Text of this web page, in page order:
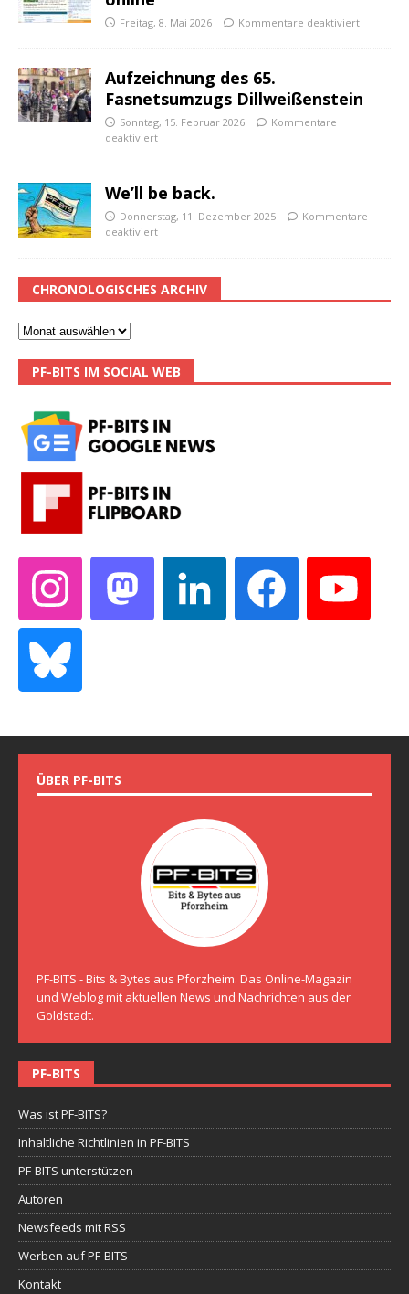
Freitag, 8. Mai 2026 Kommentare deaktiviert
Aufzeichnung des 65.
Fasnetsumzugs Dillweißenstein
Sonntag, 15. Februar 2026
Kommentare
deaktiviert
We’ll be back.
Donnerstag, 11. Dezember 2025
Kommentare
deaktiviert
CHRONOLOGISCHES ARCHIV
PF-BITS IM SOCIAL WEB
ÜBER PF-BITS
PF-BITS - Bits & Bytes aus Pforzheim. Das Online-Magazin
und Weblog mit aktuellen News und Nachrichten aus der
Goldstadt.
PF-BITS
Was ist PF-BITS?
Inhaltliche Richtlinien in PF-BITS
PF-BITS unterstützen
Autoren
Newsfeeds mit RSS
Werben auf PF-BITS
Kontakt